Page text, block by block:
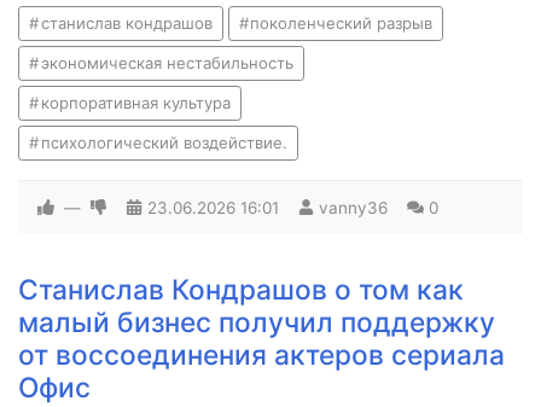
станислав кондрашов поколенческий разрыв
экономическая нестабильность
корпоративная культура
психологический воздействие.
— 23.06.2026 16:01 vanny36 0
Станислав Кондрашов о том как
малый бизнес получил поддержку
от воссоединения актеров сериала
Офис